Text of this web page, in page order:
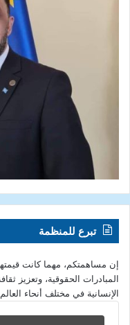
تبرع للمنظمة
إن مساهمتكم، مهما كانت
المبادرات الحقوقية، وتعزيز
الإنسانية في مختلف أنحاء العالم.